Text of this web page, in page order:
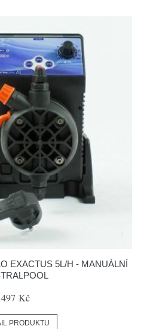
EXACTUS 5L/H - MANUÁLNÍ
Kč
PRODUKTU